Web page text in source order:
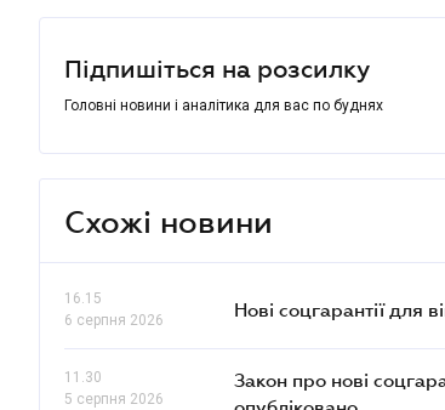
Підпишіться на розсилку
Головні новини і аналітика для вас по буднях
Схожі новини
16.15
6 серпня 2026
Нові соцгарантії для
11.30
5 серпня 2026
Закон про нові